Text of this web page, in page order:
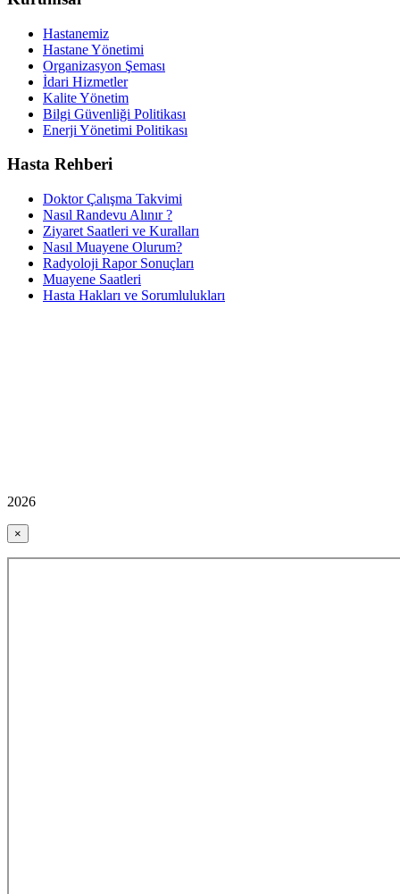
Hastanemiz
Hastane Yönetimi
Organizasyon Şeması
İdari Hizmetler
Kalite Yönetim
Bilgi Güvenliği Politikası
Enerji Yönetimi Politikası
Hasta Rehberi
Doktor Çalışma Takvimi
Nasıl Randevu Alınır ?
Ziyaret Saatleri ve Kuralları
Nasıl Muayene Olurum?
Radyoloji Rapor Sonuçları
Muayene Saatleri
Hasta Hakları ve Sorumlulukları
2026
×